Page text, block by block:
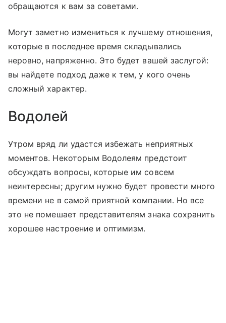
обращаются к вам за советами.
Могут заметно измениться к лучшему отношения,
которые в последнее время складывались
неровно, напряженно. Это будет вашей заслугой:
вы найдете подход даже к тем, у кого очень
сложный характер.
Водолей
Утром вряд ли удастся избежать неприятных
моментов. Некоторым Водолеям предстоит
обсуждать вопросы, которые им совсем
неинтересны; другим нужно будет провести много
времени не в самой приятной компании. Но все
это не помешает представителям знака сохранить
хорошее настроение и оптимизм.